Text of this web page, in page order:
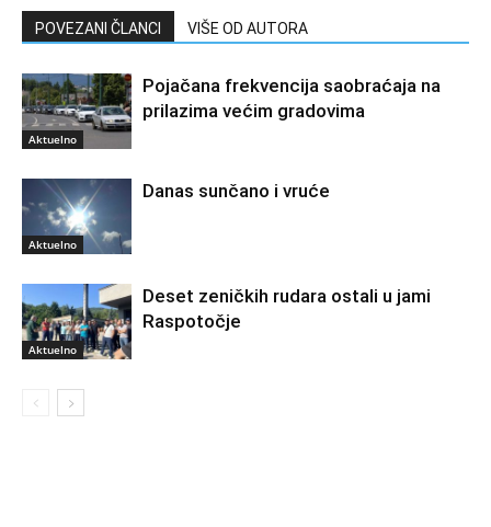
POVEZANI ČLANCI VIŠE OD AUTORA
Aktuelno
Pojačana frekvencija saobraćaja na
prilazima većim gradovima
Aktuelno
Danas sunčano i vruće
Aktuelno
Deset zeničkih rudara ostali u jami
Raspotočje